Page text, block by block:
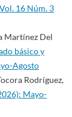
16 Núm. 3
Martínez Del
básico y
Agosto
Rodríguez,
Mayo-